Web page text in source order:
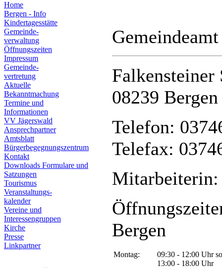
Home
Bergen - Info
Kindertagesstätte
Gemeinde-
verwaltung
Öffnungszeiten
Impressum
Gemeinde-
vertretung
Aktuelle
Bekanntmachung
Termine und
Informationen
VV Jägerswald
Ansprechpartner
Amtsblatt
Bürgerbegegnungszentrum
Kontakt
Downloads Formulare und
Satzungen
Tourismus
Veranstaltungs-
kalender
Vereine und
Interessen­gruppen
Kirche
Presse
Linkpartner
Falkensteiner
08239 Bergen
Telefon:
Telefax:
Mitarbeiterin:
Bergen
Montag:
09:30 - 12:00 Uhr
13:00 - 18:00 Uhr